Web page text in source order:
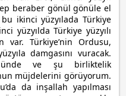
beraber gönül gönüle el
ikinci yüzyılada Türkiye
yüzyılda Türkiye yüzyılı
Türkiye’nin Ordusu,
damgasını vuracak.
ve şu birliktelik
müjdelerini görüyorum.
da inşallah yapılması